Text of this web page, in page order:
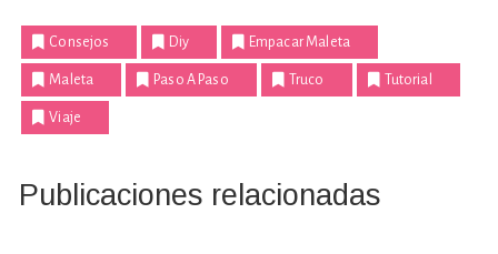
Consejos Diy Empacar Maleta
Maleta Paso A Paso Truco Tutorial
Viaje
Publicaciones relacionadas